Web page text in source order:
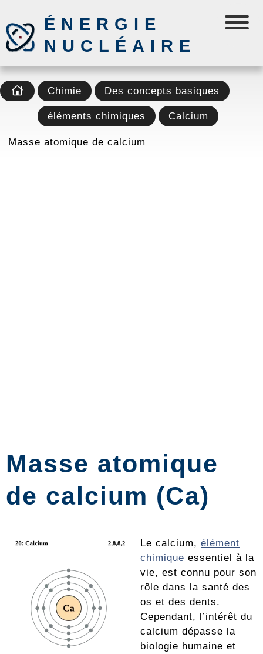
ÉNERGIE
NUCLÉAIRE
Chimie Des concepts basiques
éléments chimiques Calcium
Masse atomique de calcium
Masse atomique
de calcium (Ca)
Le calcium, élément
chimique essentiel à la
vie, est connu pour son
rôle dans la santé des
os et des dents.
Cependant, l’intérêt du
calcium dépasse la
biologie humaine et